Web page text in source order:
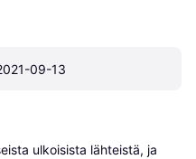
09-13
ulkoisista lähteistä, ja